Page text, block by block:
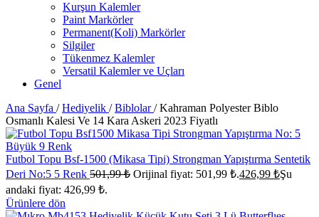
Kurşun Kalemler
Paint Markörler
Permanent(Koli) Markörler
Silgiler
Tükenmez Kalemler
Versatil Kalemler ve Uçları
Genel
Ana Sayfa / Hediyelik / Biblolar/ Kahraman Polyester Biblo
Osmanlı Kalesi Ve 14 Kara Askeri 2023 Fiyatlı
Futbol Topu Bsf-1500 (Mikasa Tipi) Strongman Yapıştırma Sentetik
Deri No:5 5 Renk 501,99₺ Orijinal fiyat: 501,99 ₺.426,99 ₺Şu
andaki fiyat: 426,99 ₺.
Ürünlere dön